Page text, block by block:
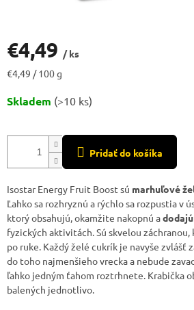
€4,49 / ks
Jednotková
€4,49 / 100 g
Skladem (>10 ks)
Pridať do košíka
Isostar Energy Fruit Boost sú marhuľové
Ľahko sa rozhryznú a rýchlo sa rozpustia v
ktorý obsahujú, okamžite nakopnú a
fyzických aktivitách. Sú skvelou
po ruke. Každý želé cukrík je navyše zvlášť
do toho najmenšieho vrecka a nebude
ľahko jedným ťahom roztrhnete. Krabička
balených jednotlivo.